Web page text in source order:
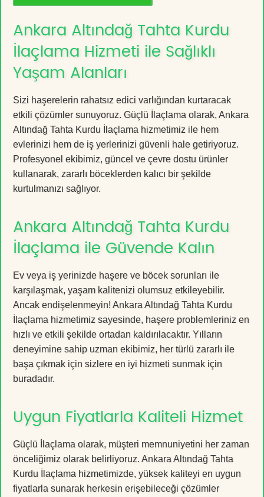
Ankara Altındağ Tahta Kurdu
İlaçlama Hizmeti ile Sağlıklı
Yaşam Alanları
Sizi haşerelerin rahatsız edici varlığından kurtaracak
etkili çözümler sunuyoruz. Güçlü İlaçlama olarak, Ankara
Altındağ Tahta Kurdu İlaçlama hizmetimiz ile hem
evlerinizi hem de iş yerlerinizi güvenli hale getiriyoruz.
Profesyonel ekibimiz, güncel ve çevre dostu ürünler
kullanarak, zararlı böceklerden kalıcı bir şekilde
kurtulmanızı sağlıyor.
Ankara Altındağ Tahta Kurdu
İlaçlama ile Güvende Kalın
Ev veya iş yerinizde haşere ve böcek sorunları ile
karşılaşmak, yaşam kalitenizi olumsuz etkileyebilir.
Ancak endişelenmeyin! Ankara Altındağ Tahta Kurdu
İlaçlama hizmetimiz sayesinde, haşere problemleriniz en
hızlı ve etkili şekilde ortadan kaldırılacaktır. Yılların
deneyimine sahip uzman ekibimiz, her türlü zararlı ile
başa çıkmak için sizlere en iyi hizmeti sunmak için
buradadır.
Uygun Fiyatlarla Kaliteli Hizmet
Güçlü İlaçlama olarak, müşteri memnuniyetini her zaman
önceliğimiz olarak belirliyoruz. Ankara Altındağ Tahta
Kurdu İlaçlama hizmetimizde, yüksek kaliteyi en uygun
fiyatlarla sunarak herkesin erişebileceği çözümler